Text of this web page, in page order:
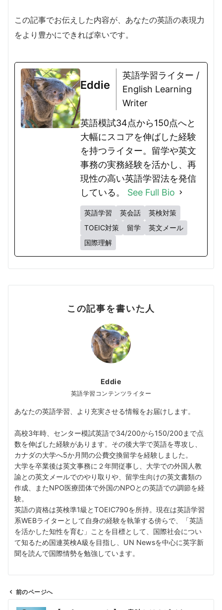
この記事でお伝えした内容が、あなたの英語の表現力
をより豊かにできれば幸いです。
Eddie
英語学習ライター /
English Learning
Writer
英語模試34点から150点へと
大幅にスコアを伸ばした経験
を持つライター。留学や英文
事務の実務経験を活かし、再
現性の高い英語学習法を発信
している。 See Full Bio
英語学習 英会話
英検対策
TOEIC対策
留学
英文メール
国際理解
この記事を書いた人
Eddie
英語学習コンテンツライター
あなたの英語学習、より充実させる情報をお届けします。
高校3年時、センター模試英語で34/200から150/200まで点
数を伸ばした経験があります。その後大学で英語を専攻し、
カナダの大学へ5か月間の公費交換留学を経験しました。
大学を卒業後は英文事務に２年間従事し、大学での外国人教
諭との英文メールでのやり取りや、留学生向けの英文書類の
作成、またNPO医療団体で外国のNPOとの英語での調節を経
験。
英語の資格は英検準1級とTOEIC790を所持。現在は英語学習
系WEBライターとして自身の経験を執筆する傍らで、「英語
を活かした知性を育む」ことを目標として、国際社会につい
て知るため国連英検A級を目指し、UN Newsを中心に英字新
聞を読んで国際情勢を勉強しています。
前のページへ